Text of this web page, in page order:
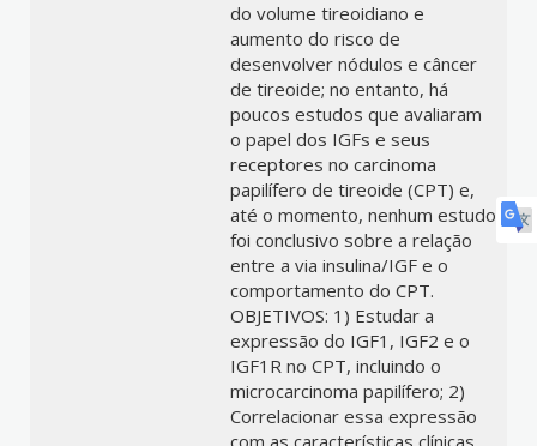
do volume tireoidiano e
aumento do risco de
desenvolver nódulos e câncer
de tireoide; no entanto, há
poucos estudos que avaliaram
o papel dos IGFs e seus
receptores no carcinoma
papilífero de tireoide (CPT) e,
até o momento, nenhum estudo
foi conclusivo sobre a relação
entre a via insulina/IGF e o
comportamento do CPT.
OBJETIVOS: 1) Estudar a
expressão do IGF1, IGF2 e o
IGF1R no CPT, incluindo o
microcarcinoma papilífero; 2)
Correlacionar essa expressão